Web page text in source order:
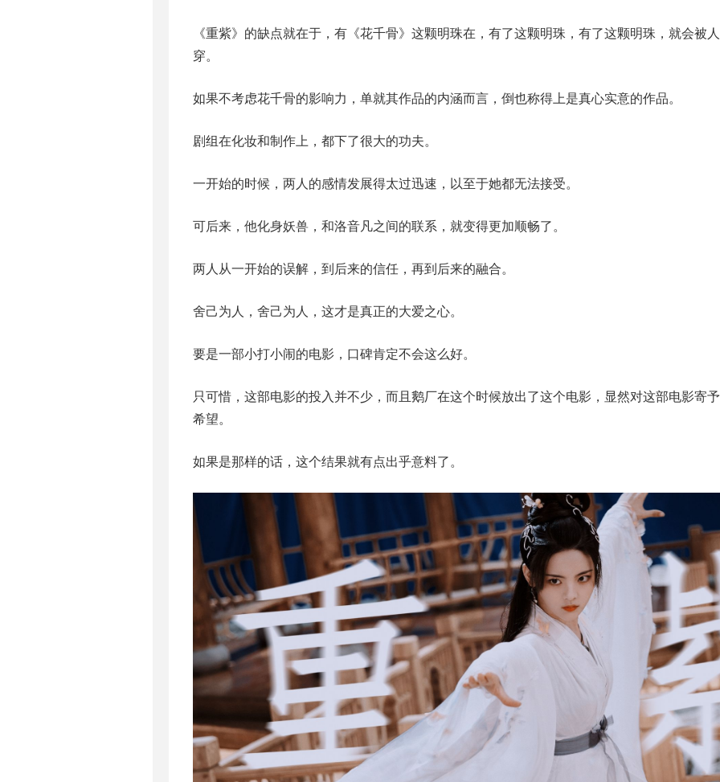
《重紫》的缺点就在于，有《花千骨》这颗明珠在，有了这颗明珠，有了这颗明珠，就会被
穿。
如果不考虑花千骨的影响力，单就其作品的内涵而言，倒也称得上是真心实意的作品。
剧组在化妆和制作上，都下了很大的功夫。
一开始的时候，两人的感情发展得太过迅速，以至于她都无法接受。
可后来，他化身妖兽，和洛音凡之间的联系，就变得更加顺畅了。
两人从一开始的误解，到后来的信任，再到后来的融合。
舍己为人，舍己为人，这才是真正的大爱之心。
要是一部小打小闹的电影，口碑肯定不会这么好。
只可惜，这部电影的投入并不少，而且鹅厂在这个时候放出了这个电影，显然对这部电影寄
希望。
如果是那样的话，这个结果就有点出乎意料了。